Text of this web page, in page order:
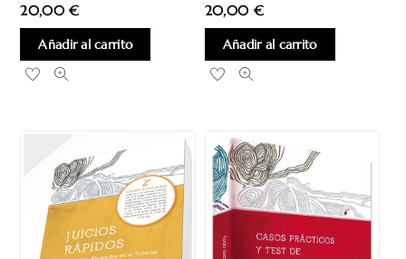
20,00€
Añadir al carrito
20,00 €
Añadir al carrito